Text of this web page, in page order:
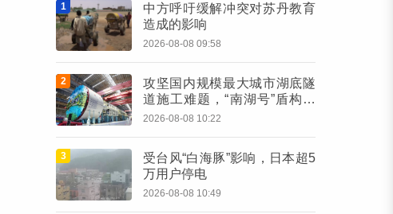
1
中方呼吁缓解冲突对苏丹教育
造成的影响
2026-08-08 09:58
2
攻坚国内规模最大城市湖底隧
道施工难题，“南湖号”盾构机
下线
2026-08-08 10:22
3
受台风“白海豚”影响，日本超5
万用户停电
2026-08-08 10:49